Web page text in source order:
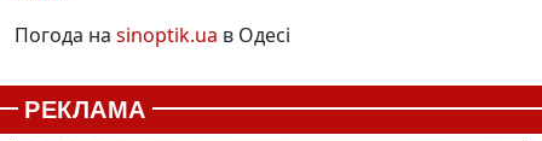
Погода на sinoptik.ua в Одесі
РЕКЛАМА